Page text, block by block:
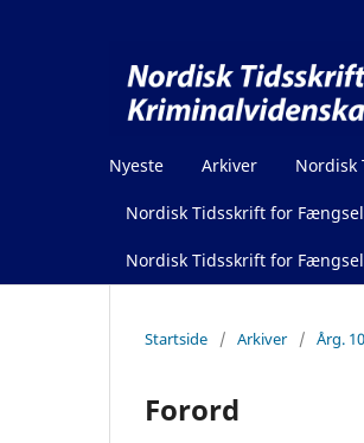
Nyeste Arkiver Nordisk
Nordisk Tidsskrift for
Nordisk Tidsskrift for
Startside / Arkiver / Årg.
Forord